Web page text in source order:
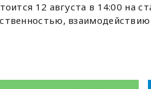
12 августа в 14:00 на